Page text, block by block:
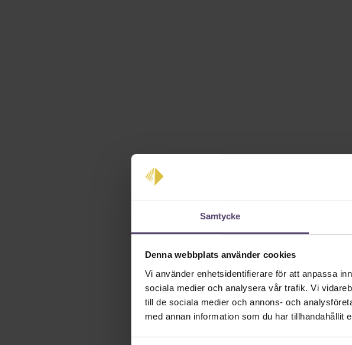
Samtycke
Denna webbplats använder cookies
Vi använder enhetsidentifierare för att anpassa
sociala medier och analysera vår trafik. Vi
till de sociala medier och annons- och
med annan information som du har tillhandahållit